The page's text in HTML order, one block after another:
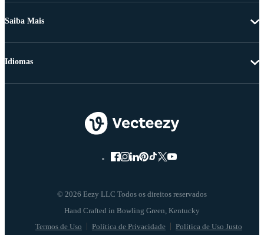
Saiba Mais
© 2026 Eezy LLC Todos os direitos reservados
Termos de Uso Política de Privacidade Política de Uso Justo
Idiomas